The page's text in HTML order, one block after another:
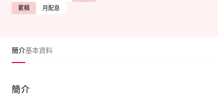
累積
月配息
簡介基本資料
簡介